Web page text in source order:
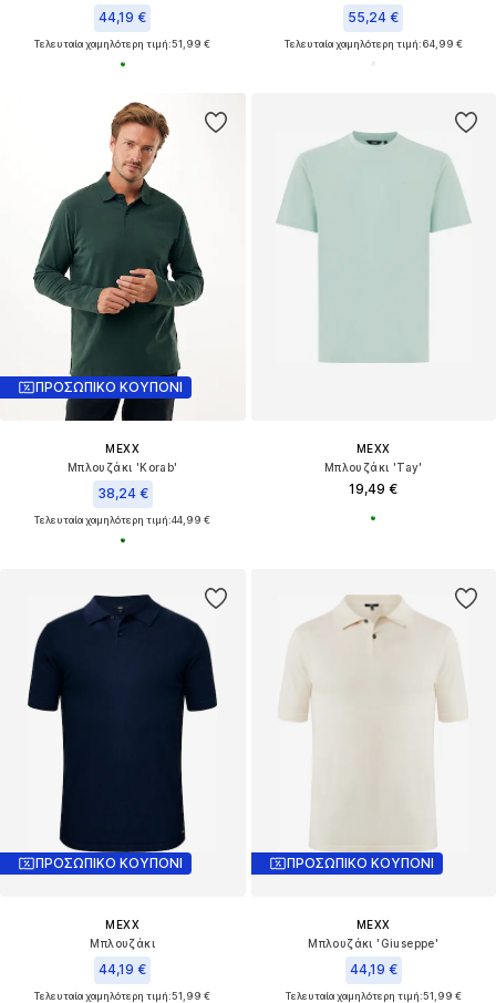
44,19 €
Τελευταία χαμηλότερη τιμή:51,99 €
55,24 €
Τελευταία χαμηλότερη τιμή:64,99 €
ΠΡΟΣΩΠΙΚΟ ΚΟΥΠΟΝΙ
MEXX
Μπλουζάκι 'Korab'
38,24 €
Τελευταία χαμηλότερη τιμή:44,99 €
MEXX
Μπλουζάκι 'Tay'
19,49 €
ΠΡΟΣΩΠΙΚΟ ΚΟΥΠΟΝΙ
MEXX
Μπλουζάκι
44,19 €
Τελευταία χαμηλότερη τιμή:51,99 €
ΠΡΟΣΩΠΙΚΟ ΚΟΥΠΟΝΙ
MEXX
Μπλουζάκι 'Giuseppe'
44,19 €
Τελευταία χαμηλότερη τιμή:51,99 €